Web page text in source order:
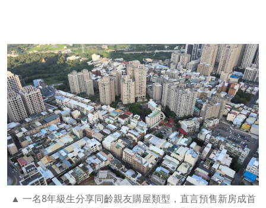
一名8年級生分享同齡親友購屋類型，直言預售新房成首